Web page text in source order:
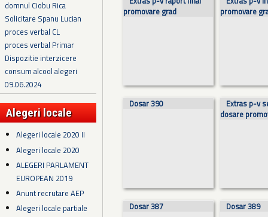
domnul Ciobu Rica
Solicitare Spanu Lucian
proces verbal CL
proces verbal Primar
Dispozitie interzicere
consum alcool alegeri
09.06.2024
Alegeri locale
Alegeri locale 2020 II
Alegeri locale 2020
ALEGERI PARLAMENT
EUROPEAN 2019
Anunt recrutare AEP
Alegeri locale partiale
promovare grad
promovare
Dosar 390
Extras p-v
dosare
Dosar 387 Dosar 389